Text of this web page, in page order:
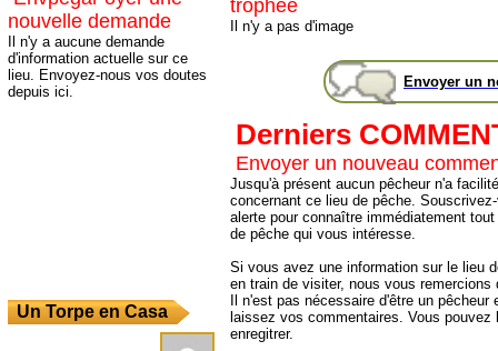
nouvelle demande
Il n'y a aucune demande
d'information actuelle sur ce
lieu. Envoyez-nous vos doutes
depuis ici.
Un Torpe en Casa
trophée
Il n'y a pas d'image
Envoyer un
Derniers
Envoyer un nouveau
Jusqu'à présent aucun pêcheur n'a
concernant ce lieu de pêche.
alerte pour connaître immédiatement
de pêche qui vous intéresse.
Si vous avez une information sur le lieu
en train de visiter, nous vous remercions
Il n'est pas nécessaire d'être un
laissez vos commentaires. Vous pouvez
enregitrer.